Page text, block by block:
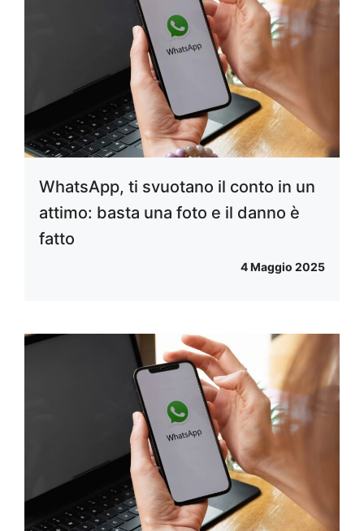
WhatsApp, ti svuotano il conto in un
attimo: basta una foto e il danno è
fatto
4 Maggio 2025